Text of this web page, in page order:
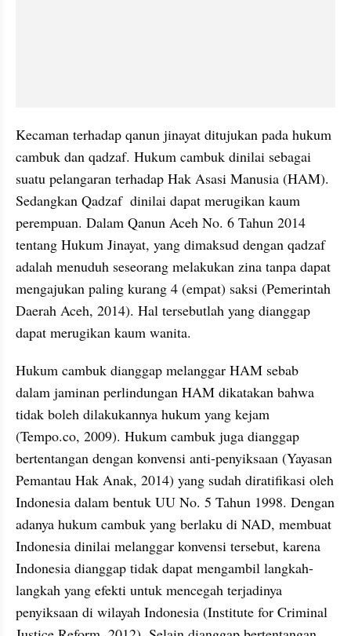
Kecaman terhadap qanun jinayat ditujukan pada hukum
cambuk dan qadzaf. Hukum cambuk dinilai sebagai
suatu pelangaran terhadap Hak Asasi Manusia (HAM).
Sedangkan Qadzaf  dinilai dapat merugikan kaum
perempuan. Dalam Qanun Aceh No. 6 Tahun 2014
tentang Hukum Jinayat, yang dimaksud dengan qadzaf
adalah menuduh seseorang melakukan zina tanpa dapat
mengajukan paling kurang 4 (empat) saksi (Pemerintah
Daerah Aceh, 2014). Hal tersebutlah yang dianggap
dapat merugikan kaum wanita.
Hukum cambuk dianggap melanggar HAM sebab
dalam jaminan perlindungan HAM dikatakan bahwa
tidak boleh dilakukannya hukum yang kejam
(Tempo.co, 2009). Hukum cambuk juga dianggap
bertentangan dengan konvensi anti-penyiksaan (Yayasan
Pemantau Hak Anak, 2014) yang sudah diratifikasi oleh
Indonesia dalam bentuk UU No. 5 Tahun 1998. Dengan
adanya hukum cambuk yang berlaku di NAD, membuat
Indonesia dinilai melanggar konvensi tersebut, karena
Indonesia dianggap tidak dapat mengambil langkah-
langkah yang efekti untuk mencegah terjadinya
penyiksaan di wilayah Indonesia (Institute for Criminal